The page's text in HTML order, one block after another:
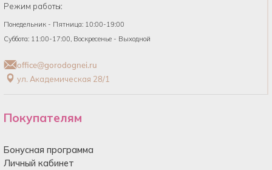
Режим работы:
Понедельник - Пятница: 10:00-19:00
Суббота: 11:00-17:00, Воскресенье - Выходной
office@gorodognei.ru
ул. Академическая 28/1
Покупателям
Бонусная программа
Личный кабинет